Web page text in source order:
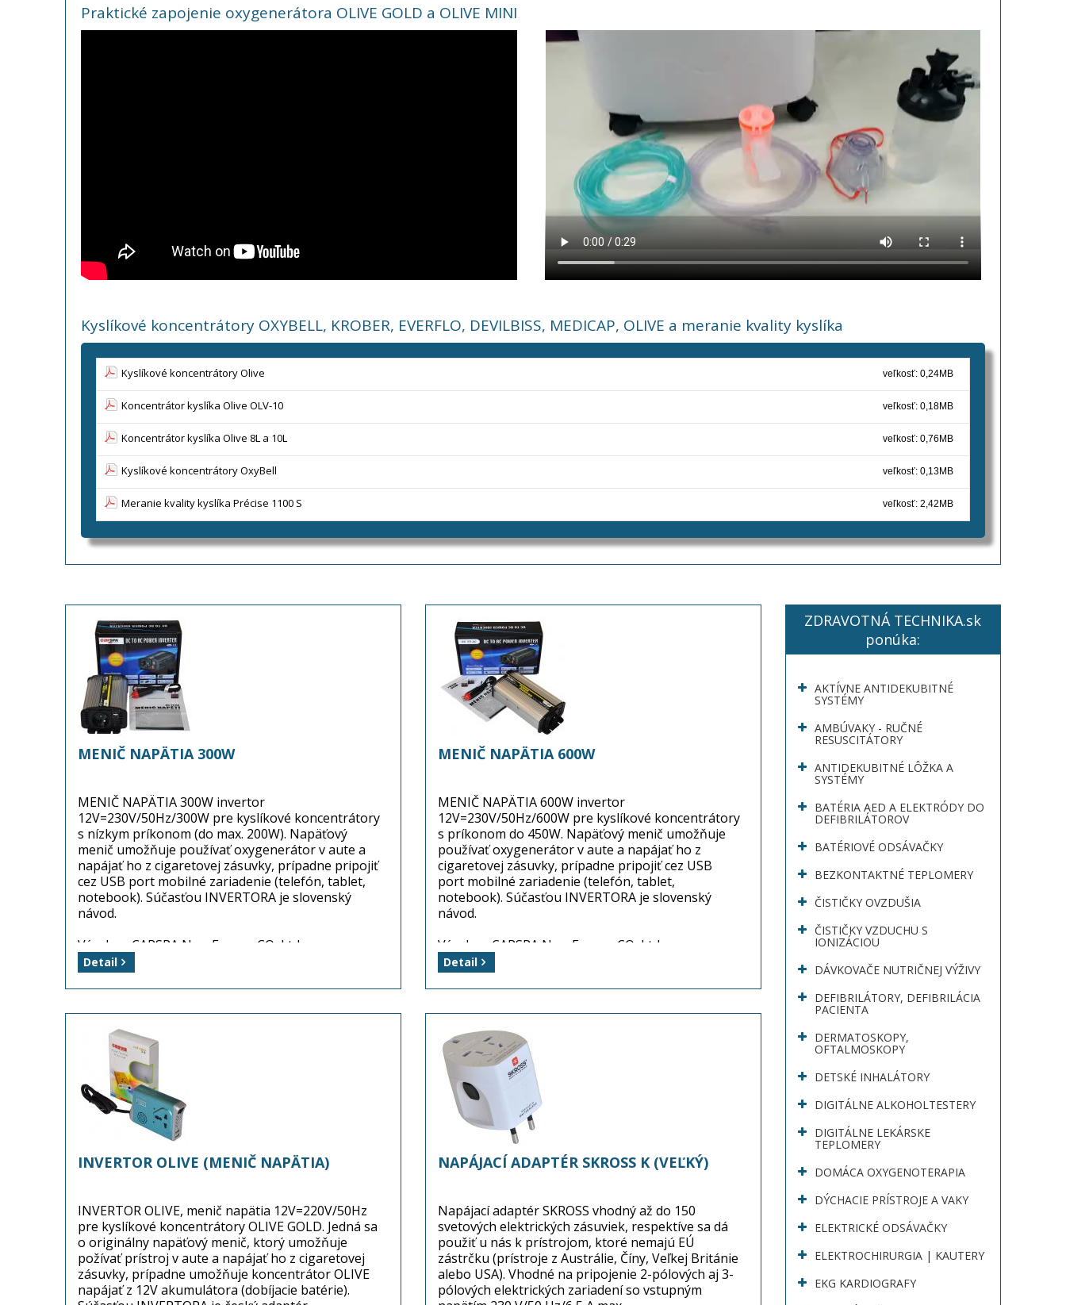
Praktické zapojenie oxygenerátora OLIVE GOLD a OLIVE MINI
Kyslíkové koncentrátory OXYBELL, KROBER, EVERFLO, DEVILBISS, MEDICAP, OLIVE a meranie kvality kyslíka
Kyslíkové koncentrátory Olive veľkosť: 0,24MB
Koncentrátor kyslíka Olive OLV-10 veľkosť: 0,18MB
Koncentrátor kyslíka Olive 8L a 10L veľkosť: 0,76MB
Kyslíkové koncentrátory OxyBell veľkosť: 0,13MB
Meranie kvality kyslíka Précise 1100 S veľkosť: 2,42MB
MENIČ NAPÄTIA 300W
MENIČ NAPÄTIA 300W invertor
12V=230V/50Hz/300W pre kyslíkové koncentrátory
s nízkym príkonom (do max. 200W). Napäťový
menič umožňuje používať oxygenerátor v aute a
napájať ho z cigaretovej zásuvky, prípadne pripojiť
cez USB port mobilné zariadenie (telefón, tablet,
notebook). Súčasťou INVERTORA je slovenský
návod.
Výrobca: CARSPA New Energy CO, Ltd.
Balenie: 1 kus (menič napätia)
Dostupnosť: tovar je skladom ...
Detail
MENIČ NAPÄTIA 600W
MENIČ NAPÄTIA 600W invertor
12V=230V/50Hz/600W pre kyslíkové koncentrátory
s príkonom do 450W. Napäťový menič umožňuje
používať oxygenerátor v aute a napájať ho z
cigaretovej zásuvky, prípadne pripojiť cez USB
port mobilné zariadenie (telefón, tablet,
notebook). Súčasťou INVERTORA je slovenský
návod.
Výrobca: CARSPA New Energy CO, Ltd.
Balenie: 1 kus (menič napätia)
Dostupnosť: tovar je skladom ...
Detail
INVERTOR OLIVE (MENIČ NAPÄTIA)
INVERTOR OLIVE, menič napätia 12V=220V/50Hz
pre kyslíkové koncentrátory OLIVE GOLD. Jedná sa
o originálny napäťový menič, ktorý umožňuje
požívať prístroj v aute a napájať ho z cigaretovej
zásuvky, prípadne umožňuje koncentrátor OLIVE
napájať z 12V akumulátora (dobíjacie batérie).
NAPÁJACÍ ADAPTÉR SKROSS K (VEĽKÝ)
Napájací adaptér SKROSS vhodný až do 150
svetových elektrických zásuviek, respektíve sa dá
použiť u nás k prístrojom, ktoré nemajú EÚ
zástrčku (prístroje z Austrálie, Číny, Veľkej Británie
alebo USA). Vhodné na pripojenie 2-pólových aj 3-
pólových elektrických zariadení so vstupným
ZDRAVOTNÁ TECHNIKA.sk
ponúka:
AKTÍVNE ANTIDEKUBITNÉ
SYSTÉMY
AMBÚVAKY - RUČNÉ
RESUSCITÁTORY
ANTIDEKUBITNÉ LÔŽKA A
SYSTÉMY
BATÉRIA AED A ELEKTRÓDY DO
DEFIBRILÁTOROV
BATÉRIOVÉ ODSÁVAČKY
BEZKONTAKTNÉ TEPLOMERY
ČISTIČKY OVZDUŠIA
ČISTIČKY VZDUCHU S
IONIZÁCIOU
DÁVKOVAČE NUTRIČNEJ VÝŽIVY
DEFIBRILÁTORY, DEFIBRILÁCIA
PACIENTA
DERMATOSKOPY,
OFTALMOSKOPY
DETSKÉ INHALÁTORY
DIGITÁLNE ALKOHOLTESTERY
DIGITÁLNE LEKÁRSKE
TEPLOMERY
DOMÁCA OXYGENOTERAPIA
DÝCHACIE PRÍSTROJE A VAKY
ELEKTRICKÉ ODSÁVAČKY
ELEKTROCHIRURGIA | KAUTERY
EKG KARDIOGRAFY